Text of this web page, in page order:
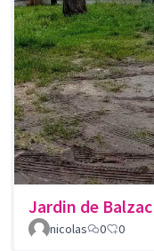
Jardin de Balzac
nicolas
0 0